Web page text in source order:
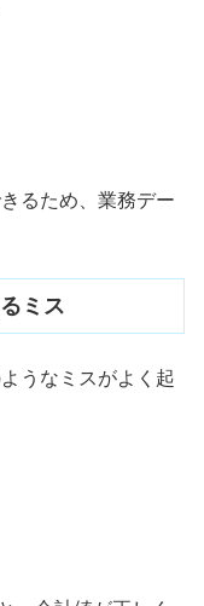
るため、業務デー
ミス
うなミスがよく起